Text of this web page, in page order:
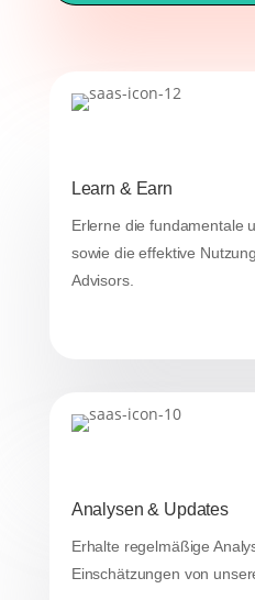
Learn & Earn
Erlerne die fundamentale
sowie die effektive
Advisors.
Analysen & Updates
Erhalte regelmäßige
Einschätzungen von